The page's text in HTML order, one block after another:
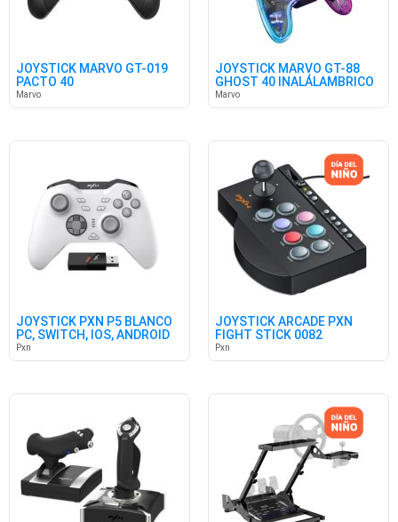
JOYSTICK MARVO GT-019
PACTO 40
Marvo
JOYSTICK MARVO GT-88
GHOST 40 INALÁLAMBRICO
Marvo
JOYSTICK PXN P5 BLANCO
PC, SWITCH, IOS, ANDROID
Pxn
JOYSTICK ARCADE PXN
FIGHT STICK 0082
PC,PS4,PS3,XB
Pxn